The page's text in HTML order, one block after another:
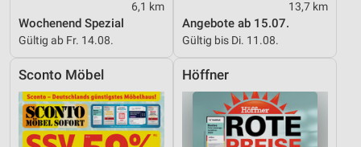
6,1 km
Wochenend Spezial
Gültig ab Fr. 14.08.
13,7 km
Angebote ab 15.07.
Gültig bis Di. 11.08.
Sconto Möbel Höffner